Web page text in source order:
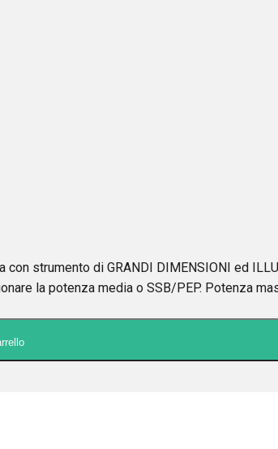
strumento di GRANDI DIMENSIONI ed
la potenza media o SSB/PEP. Potenza